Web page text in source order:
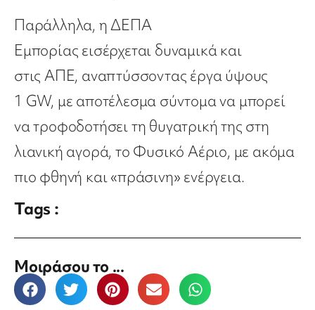
Παράλληλα, η ΔΕΠΑ
Εμπορίας εισέρχεται δυναμικά και
στις ΑΠΕ, αναπτύσσοντας έργα ύψους
1 GW, με αποτέλεσμα σύντομα να μπορεί
να τροφοδοτήσει τη θυγατρική της στη
λιανική αγορά, το Φυσικό Αέριο, με ακόμα
πιο φθηνή και «πράσινη» ενέργεια.
Tags :
Μοιράσου το ...